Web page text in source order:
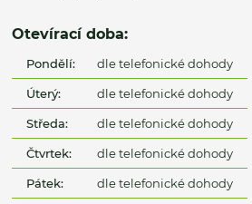
Otevírací doba:
Pondělí: dle telefonické dohody
Úterý: dle telefonické dohody
Středa: dle telefonické dohody
Čtvrtek: dle telefonické dohody
Pátek: dle telefonické dohody